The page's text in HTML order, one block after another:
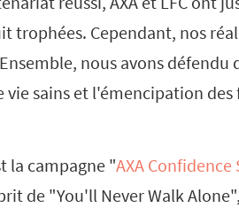
trophées. Cependant, nos
nous avons
vie sains et l'émencipation des
la campagne "AXA Confidence
de "You'll Never Walk